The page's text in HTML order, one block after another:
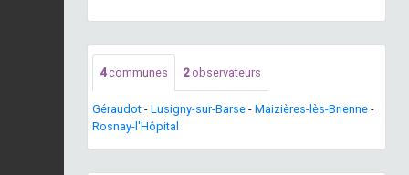
4communes 2observateurs
Géraudot - Lusigny-sur-Barse - Maizières-lès-Brienne -
Rosnay-l'Hôpital